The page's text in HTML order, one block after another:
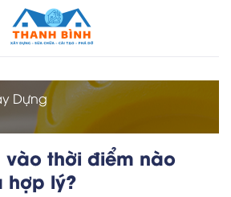
Dựng
vào thời điểm nào
hợp lý?